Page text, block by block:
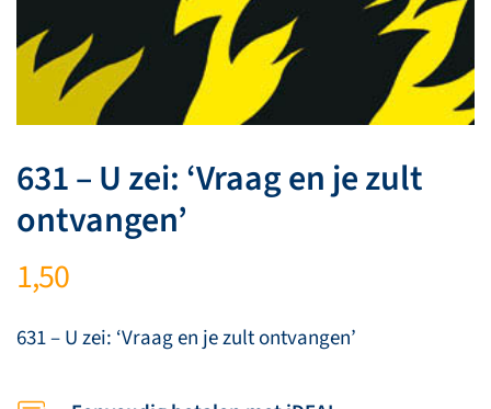
631 – U zei: ‘Vraag en je zult
ontvangen’
1,50
631 – U zei: ‘Vraag en je zult ontvangen’